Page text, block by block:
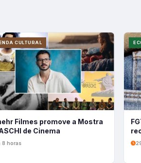
CULTURAL
Filmes promove a Mostra
de Cinema
8 horas